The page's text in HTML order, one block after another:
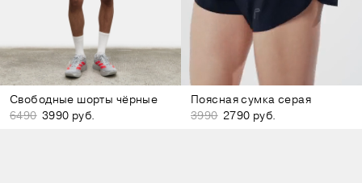
Свободные шорты чёрные
6490 3990 руб.
Поясная сумка серая
3990 2790 руб.